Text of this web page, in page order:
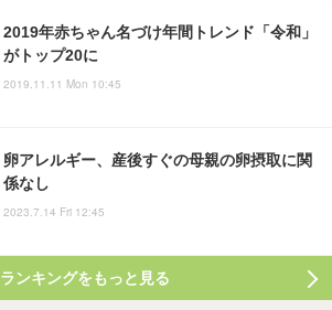
2019年赤ちゃん名づけ年間トレンド「令和」
がトップ20に
2019.11.11 Mon 10:45
卵アレルギー、産後すぐの母親の卵摂取に関
係なし
2023.7.14 Fri 12:45
ランキングをもっと見る